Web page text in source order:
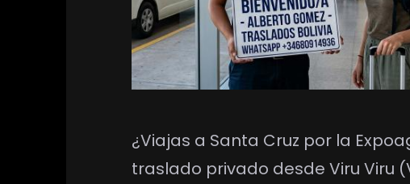
¿Viajas a Santa Cruz por la
traslado privado desde Viru Viru